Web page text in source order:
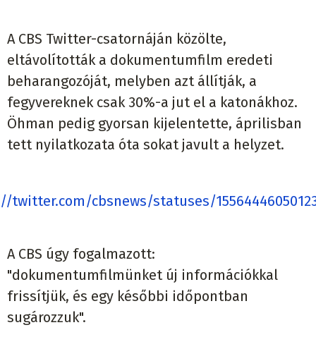
eltávolították a dokumentumfilm eredeti
beharangozóját, melyben azt állítják, a
fegyvereknek csak 30%-a jut el a katonákhoz.
Öhman pedig gyorsan kijelentette, áprilisban
tett nyilatkozata óta sokat javult a helyzet.
"dokumentumfilmünket új információkkal
frissítjük, és egy későbbi időpontban
sugározzuk".